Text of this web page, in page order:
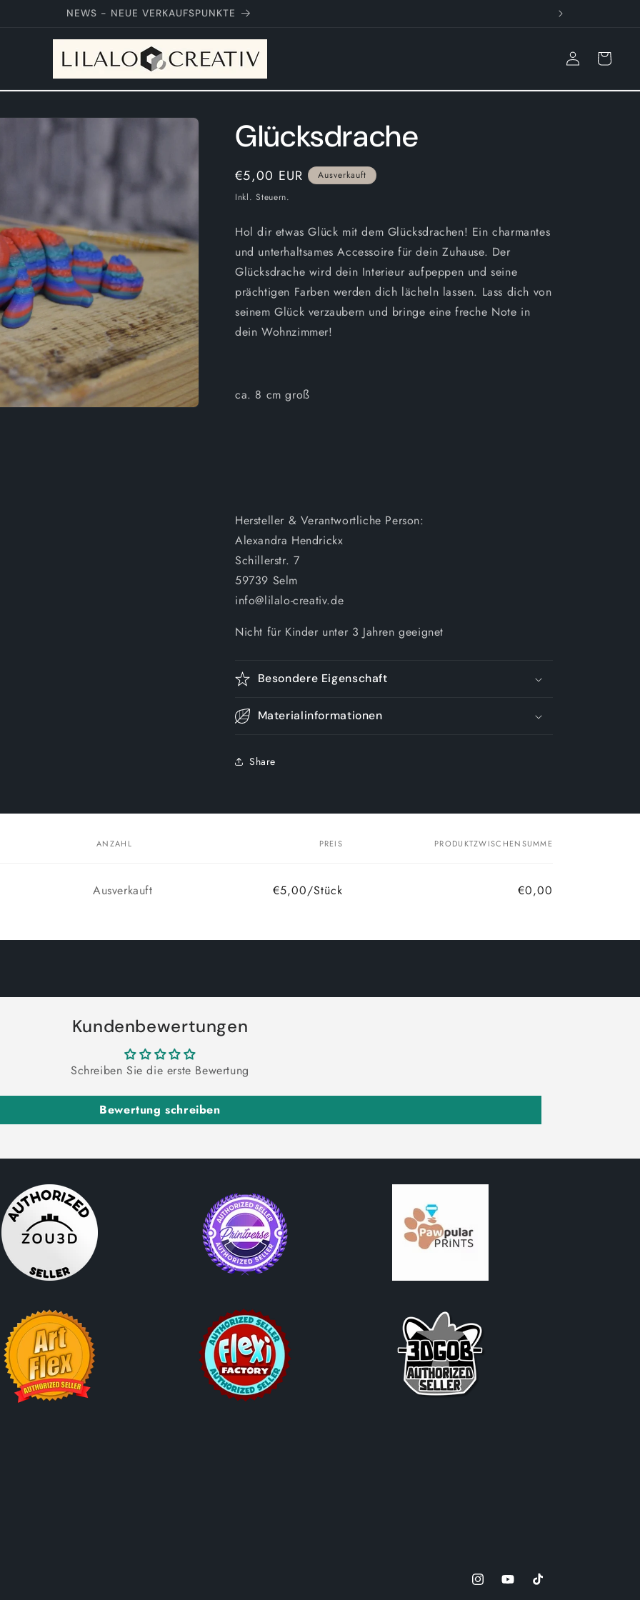
Neue Artikel werden regelmäßig gelauncht
EinloggenWarenkorb
Glücksdrache
Normaler
Preis
€5,00 EUR
Ausverkauft
Inkl. Steuern.
Hol dir etwas Glück mit dem Glücksdrachen! Ein charmantes
und unterhaltsames Accessoire für dein Zuhause. Der
Glücksdrache wird dein Interieur aufpeppen und seine
prächtigen Farben werden dich lächeln lassen. Lass dich von
seinem Glück verzaubern und bringe eine freche Note in
dein Wohnzimmer!
ca. 8 cm groß
Hersteller & Verantwortliche Person:
Alexandra Hendrickx
Schillerstr. 7
59739 Selm
info@lilalo-creativ.de
Nicht für Kinder unter 3 Jahren geeignet
Besondere Eigenschaft
Materialinformationen
Share
ANZAHL PREIS PRODUKTZWISCHENSUMME
Anzahl
Ausverkauft €5,00/Stück
€0,00
Kundenbewertungen
Schreiben Sie die erste Bewertung
Bewertung schreiben
InstagramYouTubeTikTok